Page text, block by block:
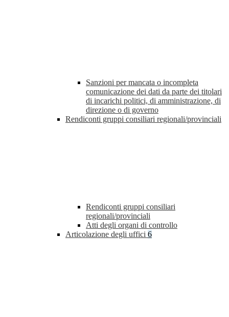
Sanzioni per mancata o incompleta
comunicazione dei dati da parte dei titolari
di incarichi politici, di amministrazione, di
direzione o di governo
Rendiconti gruppi consiliari regionali/provinciali
Rendiconti gruppi consiliari
regionali/provinciali
Atti degli organi di controllo
Articolazione degli uffici 6